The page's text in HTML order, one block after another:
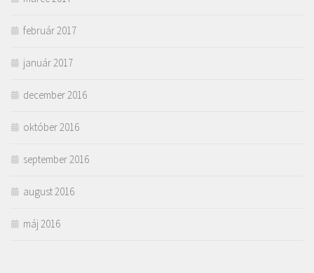
február 2017
január 2017
december 2016
október 2016
september 2016
august 2016
máj 2016